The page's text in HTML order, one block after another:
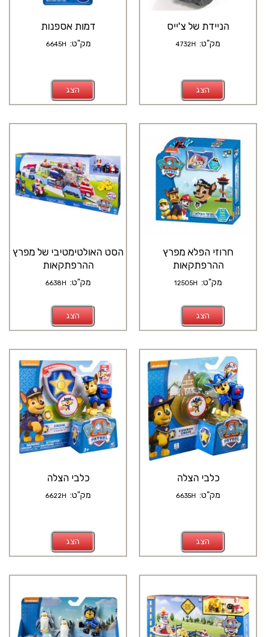
דמות אספנות
מק"ט: 6645H
הצג
הניידת של צ'ייס
מק"ט: 4732H
הצג
הסט האולטימטיבי של מפרץ
ההרפתקאות
מק"ט: 6638H
הצג
חרוזי הפלא מפרץ
ההרפתקאות
מק"ט: 12505H
הצג
כלבי הצלה
מק"ט: 6622H
הצג
כלבי הצלה
מק"ט: 6635H
הצג